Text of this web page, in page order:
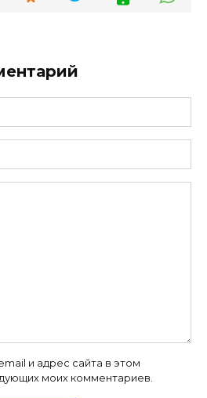
и адрес сайта в этом
моих комментариев.